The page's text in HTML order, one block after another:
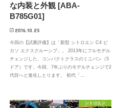
な内装と外観 [ABA-
B785G01]
2016.10.25
今回の【試乗評価】は「新型 シトロエン C4 ピ
カソ エクスクルーシブ」。 2013年にフルモデル
チェンジした、コンパクトクラスのミニバン（5
ドア）です。今回、7年ぶりのモデルチェンジで2
代目へと進化しとります。 初代「…
シトロエン